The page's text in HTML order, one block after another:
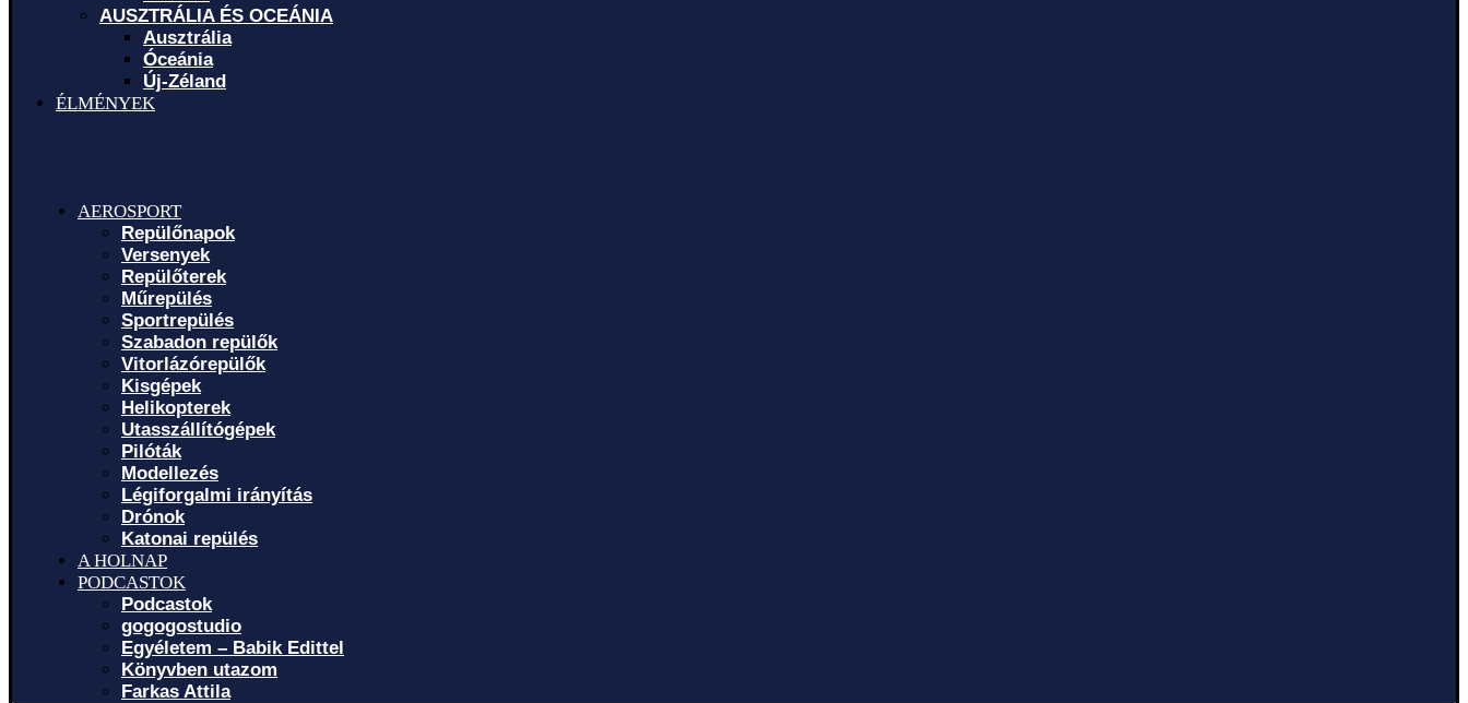
AUSZTRÁLIA ÉS OCEÁNIA
Ausztrália
Óceánia
Új-Zéland
ÉLMÉNYEK
AEROSPORT
Repülőnapok
Versenyek
Repülőterek
Műrepülés
Sportrepülés
Szabadon repülők
Vitorlázórepülők
Kisgépek
Helikopterek
Utasszállítógépek
Pilóták
Modellezés
Légiforgalmi irányítás
Drónok
Katonai repülés
A HOLNAP
PODCASTOK
Podcastok
gogogostudio
Egyéletem – Babik Edittel
Könyvben utazom
Farkas Attila